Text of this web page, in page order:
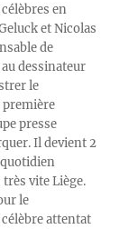
en
et Nicolas
de
dessinateur
le
première
presse
Il devient 2
vite Liège.
le
attentat